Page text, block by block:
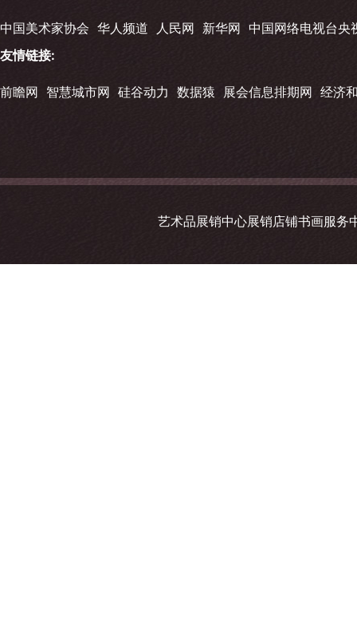
中国美术家协会 华人频道 人民网 新华网 中国网络电视台央
友情链接:
前瞻网 智慧城市网 硅谷动力 数据猿 展会信息排期网 经济
艺术品展销中心展销店铺书画服务